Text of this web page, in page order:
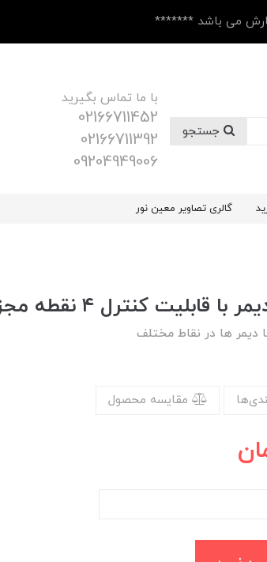
می باشد *******
با ما تماس بگیرید
02166711452
02166711392
09204949006
گالری تصاویر معین نور
قابلیت کنترل ۴ نقطه مجزا
دیمر ها در نقاط مختلف
مقایسه محصول